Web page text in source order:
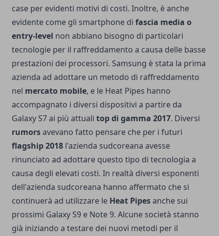
case per evidenti motivi di costi. Inoltre, è anche
evidente come gli smartphone di fascia media o
entry-level non abbiano bisogno di particolari
tecnologie per il raffreddamento a causa delle basse
prestazioni dei processori. Samsung è stata la prima
azienda ad adottare un metodo di raffreddamento
nel mercato mobile, e le Heat Pipes hanno
accompagnato i diversi dispositivi a partire da
Galaxy S7ai più attuali top di gamma 2017. Diversi
rumorsavevano fatto pensare che per i futuri
flagship 2018 l'azienda sudcoreana avesse
rinunciato ad adottare questo tipo di tecnologia a
causa degli elevati costi. In realtà diversi esponenti
dell'azienda sudcoreana hanno affermato che si
continuerà ad utilizzare le Heat Pipesanche sui
prossimi Galaxy S9 e Note 9. Alcune società stanno
già iniziando a testare dei nuovi metodi per il